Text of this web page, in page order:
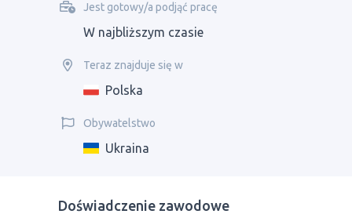
Jest gotowy/a podjąć pracę
W najbliższym czasie
Teraz znajduje się w
Polska
Obywatelstwo
Ukraina
Doświadczenie zawodowe